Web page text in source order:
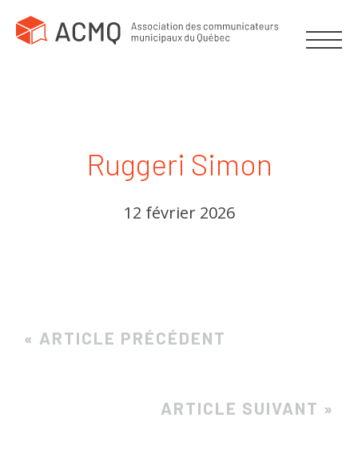
Ruggeri Simon
12 février 2026
« ARTICLE PRÉCÉDENT
ARTICLE SUIVANT »